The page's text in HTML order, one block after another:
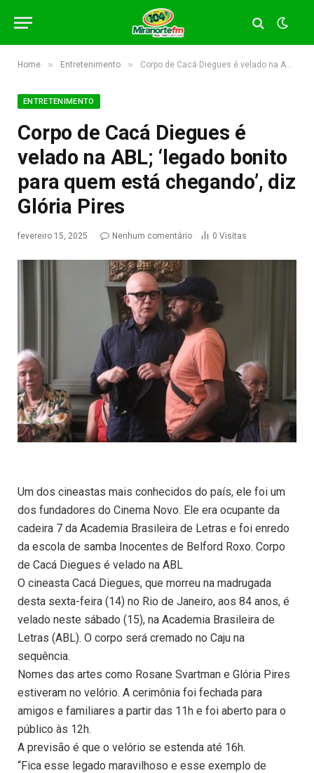
Home » Entretenimento » Corpo de Cacá Diegues é velado na ABL; ‘legado bonito para quem está chegando’, diz Glória Pires
ENTRETENIMENTO
Corpo de Cacá Diegues é
velado na ABL; ‘legado bonito
para quem está chegando’, diz
Glória Pires
fevereiro 15, 2025 Nenhum comentário 0 Visitas
Um dos cineastas mais conhecidos do país, ele foi um
dos fundadores do Cinema Novo. Ele era ocupante da
cadeira 7 da Academia Brasileira de Letras e foi enredo
da escola de samba Inocentes de Belford Roxo. Corpo
de Cacá Diegues é velado na ABL
O cineasta Cacá Diegues, que morreu na madrugada
desta sexta-feira (14) no Rio de Janeiro, aos 84 anos, é
velado neste sábado (15), na Academia Brasileira de
Letras (ABL). O corpo será cremado no Caju na
sequência.
Nomes das artes como Rosane Svartman e Glória Pires
estiveram no velório. A cerimônia foi fechada para
amigos e familiares a partir das 11h e foi aberto para o
público às 12h.
A previsão é que o velório se estenda até 16h.
“Fica esse legado maravilhoso e esse exemplo de